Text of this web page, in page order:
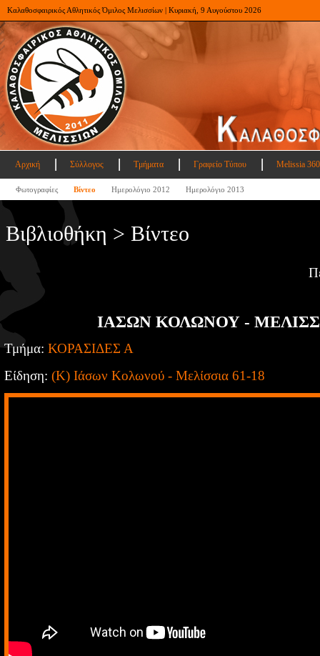
Καλαθοσφαιρικός Αθλητικός Όμιλος Μελισσίων | Κυριακή, 9 Αυγούστου 2026
Αρχική Σύλλογος Τμήματα Γραφείο Τύπου Melissia
Φωτογραφίες Βίντεο Ημερολόγιο 2012 Ημερολόγιο 2013
Βιβλιοθήκη > Βίντεο
ΙΑΣΩΝ ΚΟΛΩΝΟΥ -
Τμήμα: ΚΟΡΑΣΙΔΕΣ Α
Είδηση: (Κ) Ιάσων Κολωνού - Μελίσσια 61-18